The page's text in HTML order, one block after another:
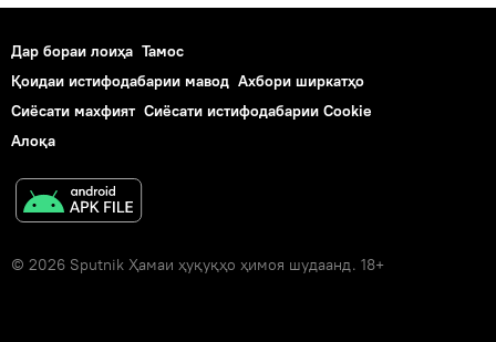
Дар бораи лоиҳа Тамос
Қоидаи истифодабарии мавод Ахбори ширкатҳо
Сиёсати махфият Сиёсати истифодабарии Cookie
Алоқа
© 2026 Sputnik Ҳамаи ҳуқуқҳо ҳимоя шудаанд. 18+